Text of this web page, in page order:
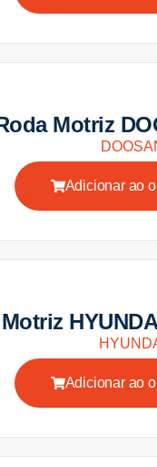
Motriz
Adicionar ao
Adicionar ao